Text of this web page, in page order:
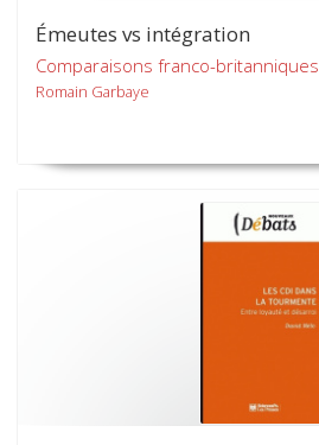
Émeutes vs intégration
Comparaisons franco-britanniques
Romain Garbaye